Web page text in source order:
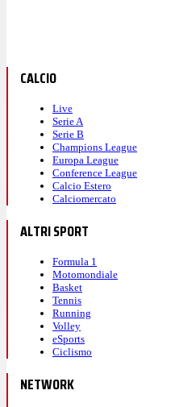
CALCIO
Live
Serie A
Serie B
Champions League
Europa League
Conference League
Calcio Estero
Calciomercato
ALTRI SPORT
Formula 1
Motomondiale
Basket
Tennis
Running
Volley
eSports
Ciclismo
NETWORK